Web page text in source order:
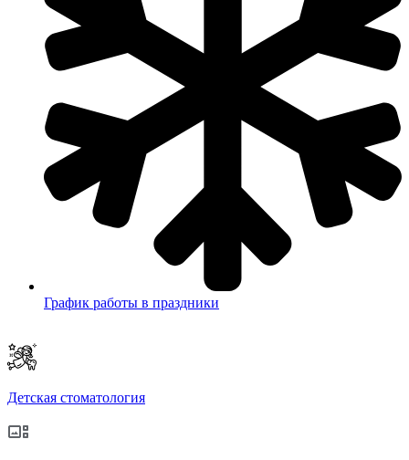
График работы в праздники
Детская стоматология